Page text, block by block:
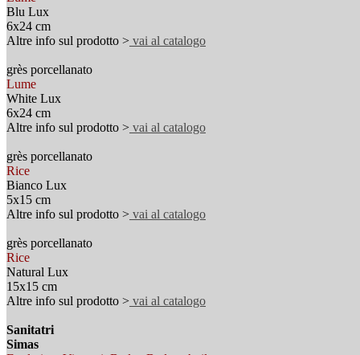
Blu Lux
6x24 cm
Altre info sul prodotto > vai al catalogo
grès porcellanato
Lume
White Lux
6x24 cm
Altre info sul prodotto > vai al catalogo
grès porcellanato
Rice
Bianco Lux
5x15 cm
Altre info sul prodotto > vai al catalogo
grès porcellanato
Rice
Natural Lux
15x15 cm
Altre info sul prodotto > vai al catalogo
Sanitatri
Simas